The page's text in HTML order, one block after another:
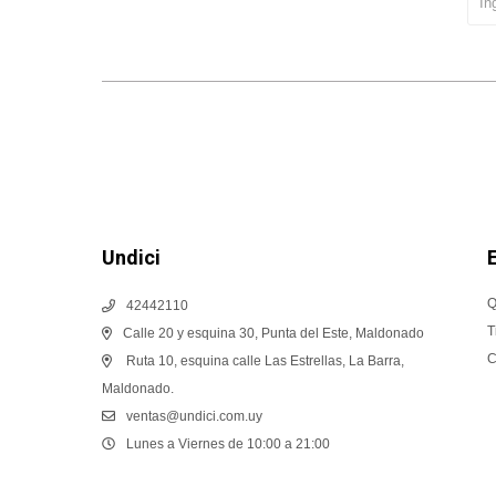
Undici
42442110
Calle 20 y esquina 30, Punta del Este, Maldonado
Ruta 10, esquina calle Las Estrellas, La Barra,
Maldonado.
ventas@undici.com.uy
Lunes a Viernes de 10:00 a 21:00